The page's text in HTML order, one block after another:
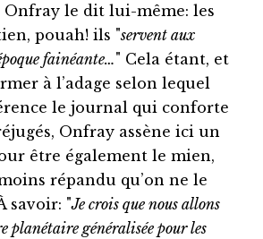
le dit lui-même: les
pouah! ils "servent aux
fainéante…" Cela étant, et
à l’adage selon lequel
le journal qui conforte
Onfray assène ici un
être également le mien,
répandu qu’on ne le
savoir: "Je crois que nous allons
planétaire généralisée pour les